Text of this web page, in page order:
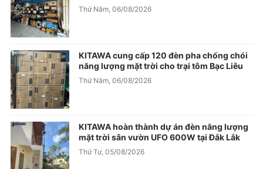
Thứ Năm, 06/08/2026
KITAWA cung cấp 120 đèn pha chống chói
năng lượng mặt trời cho trại tôm Bạc Liêu
Thứ Năm, 06/08/2026
KITAWA hoàn thành dự án đèn năng lượng
mặt trời sân vườn UFO 600W tại Đắk Lắk
Thứ Tư, 05/08/2026